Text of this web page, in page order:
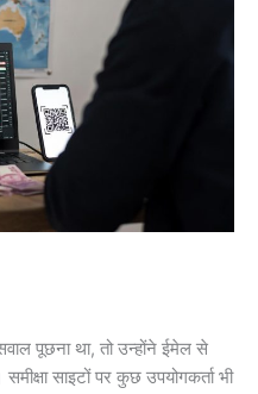
पूछना था, तो उन्होंने ईमेल से
साइटों पर कुछ उपयोगकर्ता भी